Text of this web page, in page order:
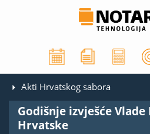
Akti Hrvatskog sabora
Godišnje izvješće
Hrvatske